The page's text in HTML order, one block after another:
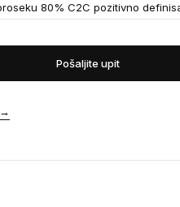
80% C2C pozitivno
Pošaljite upit